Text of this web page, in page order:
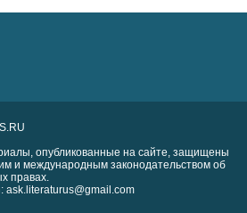
опубликованные на сайте, защищены
и международным законодательством об
правах.
ask.literaturus@gmail.com